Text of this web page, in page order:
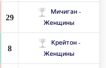
29
Мичиган -
Женщины
8
Крейтон -
Женщины